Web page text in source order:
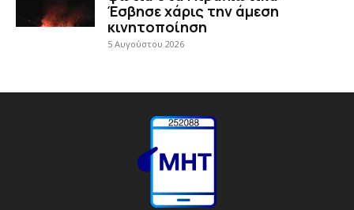
Έσβησε χάρις την άμεση
κινητοποίηση
5 Αυγούστου 2026